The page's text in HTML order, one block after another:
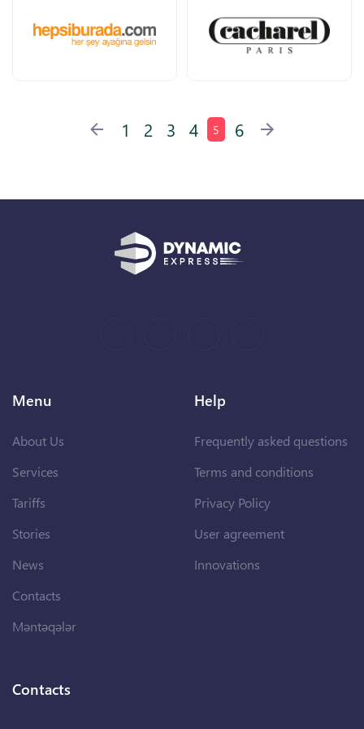
1 2 3 4 5 6
Menu
About Us
Services
Tariffs
Stories
News
Contacts
Məntəqələr
Help
Frequently asked questions
Terms and conditions
Privacy Policy
User agreement
Innovations
Contacts